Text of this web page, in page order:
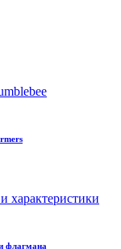
флагмана